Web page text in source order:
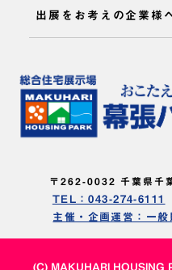
出展をお考えの企業様
〒262-0032 千葉県千
TEL：043-274-6111
主催・企画運営：一
(C) MAKUHARI HOUSING